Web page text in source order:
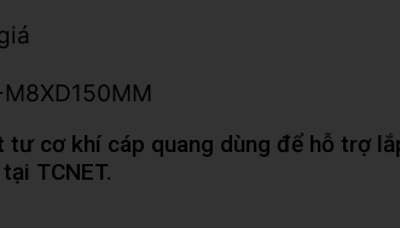
tư cơ khí cáp quang dùng để hỗ trợ
TCNET.